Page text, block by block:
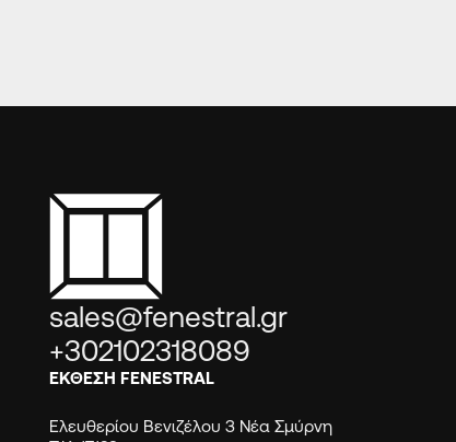
sales@fenestral.gr
+302102318089
ΕΚΘΕΣΗ FENESTRAL
Ελευθερίου Βενιζέλου 3 Νέα Σμύρνη